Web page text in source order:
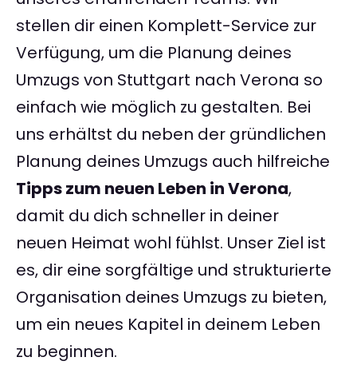
stellen dir einen Komplett-Service zur
Verfügung, um die Planung deines
Umzugs von Stuttgart nach Verona so
einfach wie möglich zu gestalten. Bei
uns erhältst du neben der gründlichen
Planung deines Umzugs auch hilfreiche
Tipps zum neuen Leben in Verona,
damit du dich schneller in deiner
neuen Heimat wohl fühlst. Unser Ziel ist
es, dir eine sorgfältige und strukturierte
Organisation deines Umzugs zu bieten,
um ein neues Kapitel in deinem Leben
zu beginnen.